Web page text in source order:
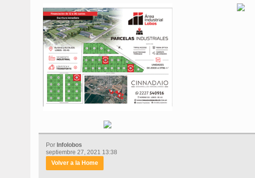
Por Infolobos
septiembre 27, 2021 13:38
Volver a la Home